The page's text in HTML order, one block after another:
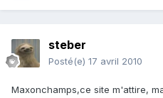
steber
Posté(e) 17 avril 2010
Maxonchamps,ce site m'attire,